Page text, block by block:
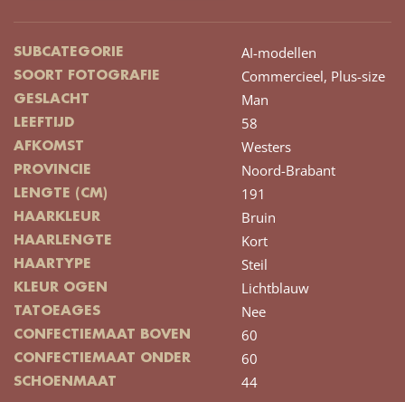
SUBCATEGORIE AI-modellen
SOORT FOTOGRAFIE Commercieel, Plus-size
GESLACHT Man
LEEFTIJD 58
AFKOMST Westers
PROVINCIE Noord-Brabant
LENGTE (CM) 191
HAARKLEUR Bruin
HAARLENGTE Kort
HAARTYPE Steil
KLEUR OGEN Lichtblauw
TATOEAGES Nee
CONFECTIEMAAT BOVEN 60
CONFECTIEMAAT ONDER 60
SCHOENMAAT 44